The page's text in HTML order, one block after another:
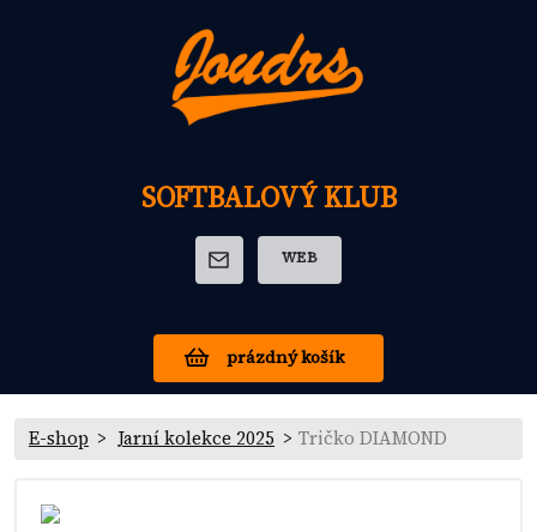
SOFTBALOVÝ KLUB
WEB
prázdný košík
E-shop Jarní kolekce 2025 Tričko DIAMOND